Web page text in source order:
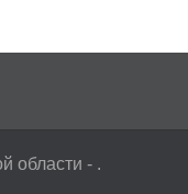
области - .